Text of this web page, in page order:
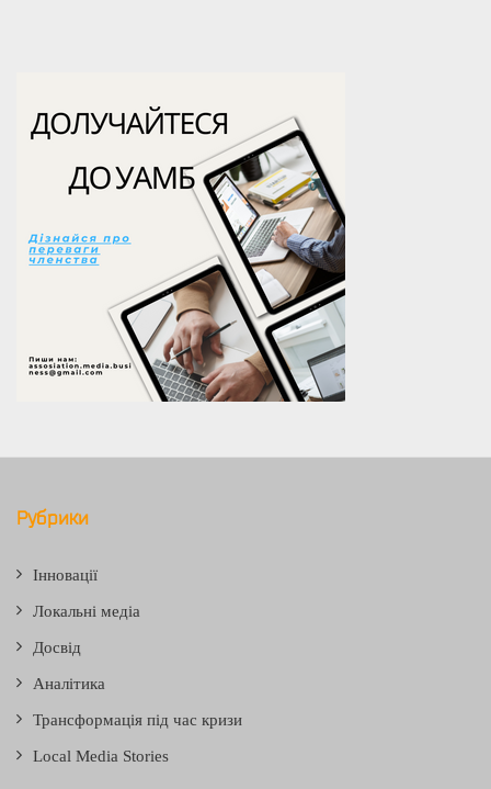
Рубрики
Інновації
Локальні медіа
Досвід
Аналітика
Трансформація під час кризи
Local Media Stories